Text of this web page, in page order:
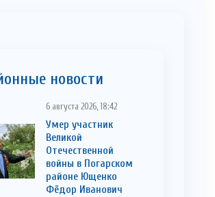
новости
6 августа 2026, 18:42
Умер участник
Великой
Отечественной
войны в Погарском
районе Ющенко
Фёдор Иванович